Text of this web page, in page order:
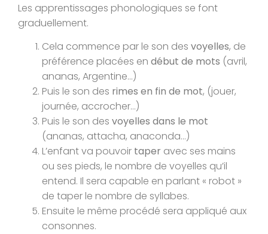
Les apprentissages phonologiques se font
graduellement.
Cela commence par le son des voyelles, de
préférence placées en début de mots (avril,
ananas, Argentine…)
Puis le son des rimes en fin de mot, (jouer,
journée, accrocher…)
Puis le son des voyelles dans le mot
(ananas, attacha, anaconda…)
L’enfant va pouvoir taper avec ses mains
ou ses pieds, le nombre de voyelles qu’il
entend. Il sera capable en parlant « robot »
de taper le nombre de syllabes.
Ensuite le même procédé sera appliqué aux
consonnes.